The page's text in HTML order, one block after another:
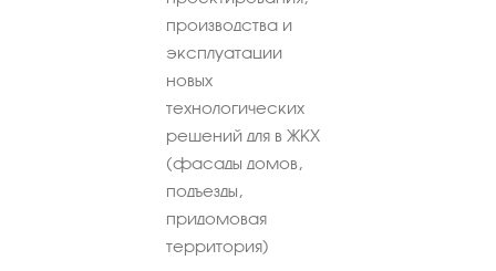
производства и
эксплуатации
новых
технологических
решений для в ЖКХ
(фасады домов,
подъезды,
придомовая
территория)